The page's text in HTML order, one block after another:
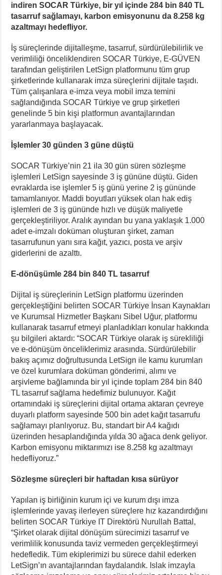
indiren SOCAR Türkiye, bir yıl içinde 284 bin 840 TL
tasarruf sağlamayı, karbon emisyonunu da 8.258 kg
azaltmayı hedefliyor.
İş süreçlerinde dijitalleşme, tasarruf, sürdürülebilirlik ve
verimliliği önceliklendiren SOCAR Türkiye, E-GÜVEN
tarafından geliştirilen LetSign platformunu tüm grup
şirketlerinde kullanarak imza süreçlerini dijitale taşıdı.
Tüm çalışanlara e-imza veya mobil imza temini
sağlandığında SOCAR Türkiye ve grup şirketleri
genelinde 5 bin kişi platformun avantajlarından
yararlanmaya başlayacak.
İşlemler 30 günden 3 güne düştü
SOCAR Türkiye’nin 21 ila 30 gün süren sözleşme
işlemleri LetSign sayesinde 3 iş gününe düştü. Giden
evraklarda ise işlemler 5 iş günü yerine 2 iş gününde
tamamlanıyor. Maddi boyutları yüksek olan hak ediş
işlemleri de 3 iş gününde hızlı ve düşük maliyetle
gerçekleştiriliyor. Aralık ayından bu yana yaklaşık 1.000
adet e-imzalı doküman oluşturan şirket, zaman
tasarrufunun yanı sıra kağıt, yazıcı, posta ve arşiv
giderlerini de azalttı.
E-dönüşümle 284 bin 840 TL tasarruf
Dijital iş süreçlerinin LetSign platformu üzerinden
gerçekleştiğini belirten SOCAR Türkiye İnsan Kaynakları
ve Kurumsal Hizmetler Başkanı Sibel Uğur, platformu
kullanarak tasarruf etmeyi planladıkları konular hakkında
şu bilgileri aktardı: “SOCAR Türkiye olarak iş sürekliliği
ve e-dönüşüm önceliklerimiz arasında. Sürdürülebilir
bakış açımız doğrultusunda LetSign ile kamu kurumları
ve özel kurumlara doküman gönderimi, alımı ve
arşivleme bağlamında bir yıl içinde toplam 284 bin 840
TL tasarruf sağlama hedefimiz bulunuyor. Kağıt
ortamındaki iş süreçlerini dijital ortama aktaran çevreye
duyarlı platform sayesinde 500 bin adet kağıt tasarrufu
sağlamayı planlıyoruz. Bu, standart bir A4 kağıdı
üzerinden hesaplandığında yılda 30 ağaca denk geliyor.
Karbon emisyonu miktarımızı ise 8.258 kg azaltmayı
hedefliyoruz.”
Sözleşme süreçleri bir haftadan kısa sürüyor
Yapılan iş birliğinin kurum içi ve kurum dışı imza
işlemlerinde yavaş ilerleyen süreçlere hız kazandırdığını
belirten SOCAR Türkiye IT Direktörü Nurullah Battal,
“Şirket olarak dijital dönüşüm sürecimizi tasarruf ve
verimlilik konusunda taviz vermeden gerçekleştirmeyi
hedefledik. Tüm ekiplerimizi bu sürece dahil ederken
LetSign’ın avantajlarından faydalandık. Islak imzayla